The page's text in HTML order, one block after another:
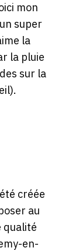
mon
super
la
la pluie
sur la
créée
au
qualité
en-